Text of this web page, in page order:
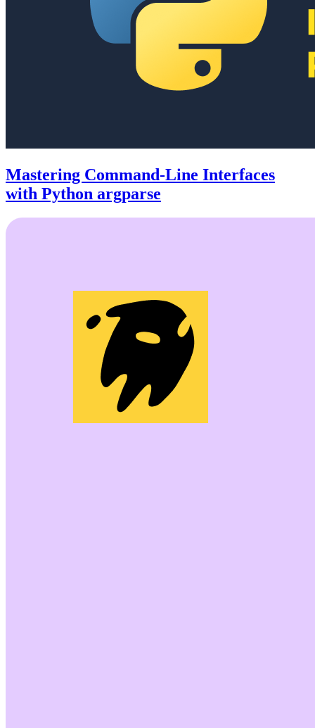
Mastering Command-Line Interfaces
with Python argparse